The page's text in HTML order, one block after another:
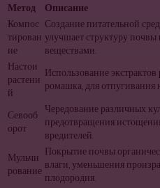
Метод
Описание
Компос
тирован
ие
Создание питательной
улучшает структуру
веществами.
Настои
растени
й
Использование
ромашка, для отпугивания
Севооб
орот
Чередование различных
предотвращения
вредителей.
Мульчи
рование
Покрытие почвы
влаги, уменьшения
плодородия.